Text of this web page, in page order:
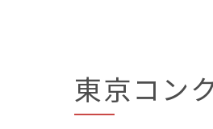
東京コン